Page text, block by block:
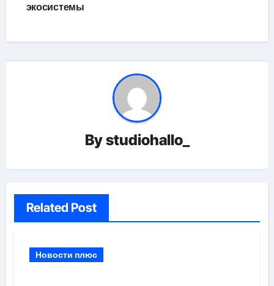
экосистемы
Bystudiohallo_
Related Post
Новости плюс